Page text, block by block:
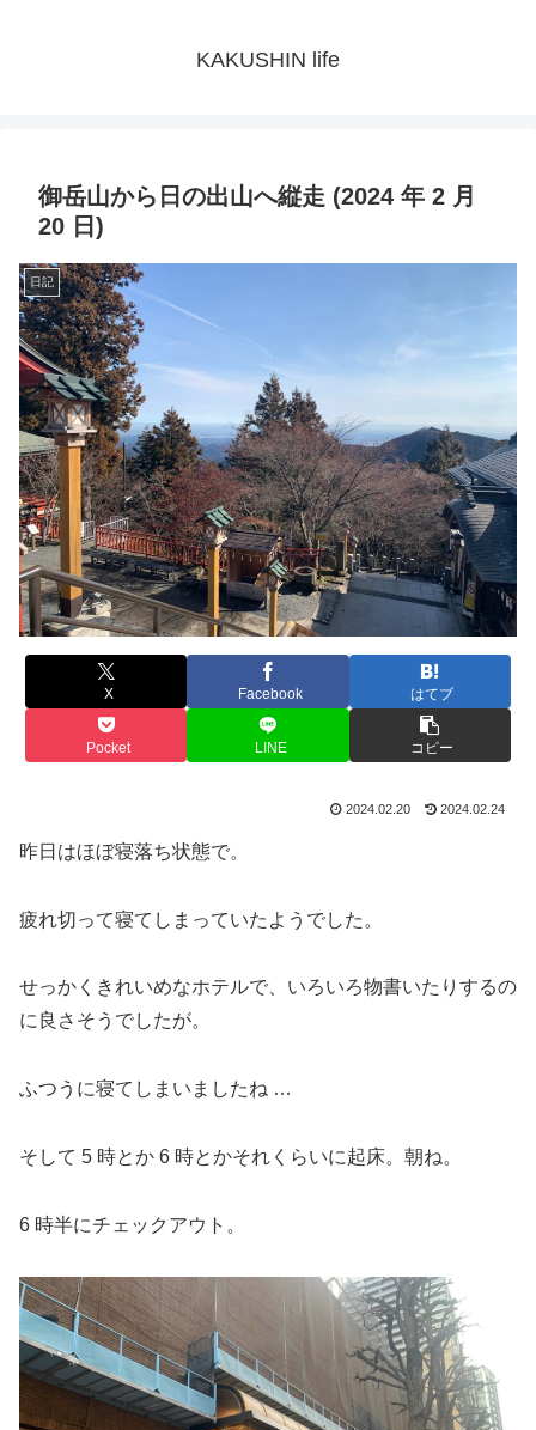
KAKUSHIN life
御岳山から日の出山へ縦走 (2024 年 2 月
20 日)
日記
X Facebook はてブ
Pocket LINE コピー
2024.02.20 2024.02.24
昨日はほぼ寝落ち状態で。
疲れ切って寝てしまっていたようでした。
せっかくきれいめなホテルで、いろいろ物書いたりするの
に良さそうでしたが。
ふつうに寝てしまいましたね …
そして 5 時とか 6 時とかそれくらいに起床。朝ね。
6 時半にチェックアウト。